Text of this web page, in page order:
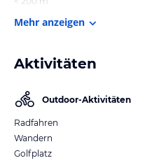
Mehr anzeigen
Aktivitäten
Outdoor-Aktivitäten
Radfahren
Wandern
Golfplatz